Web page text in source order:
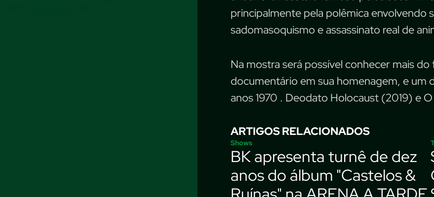
principalmente pela polêmica envolvendo
sadomasoquismo e assassinato real de
Na mostra será possível conhecer mais
documentário em sua homenagem, e um
anos 1970 . Deodato Holocaust (2019) e
ARTIGOS RELACIONADOS
Shows
BK apresenta turnê de dez
anos do álbum "Castelos &